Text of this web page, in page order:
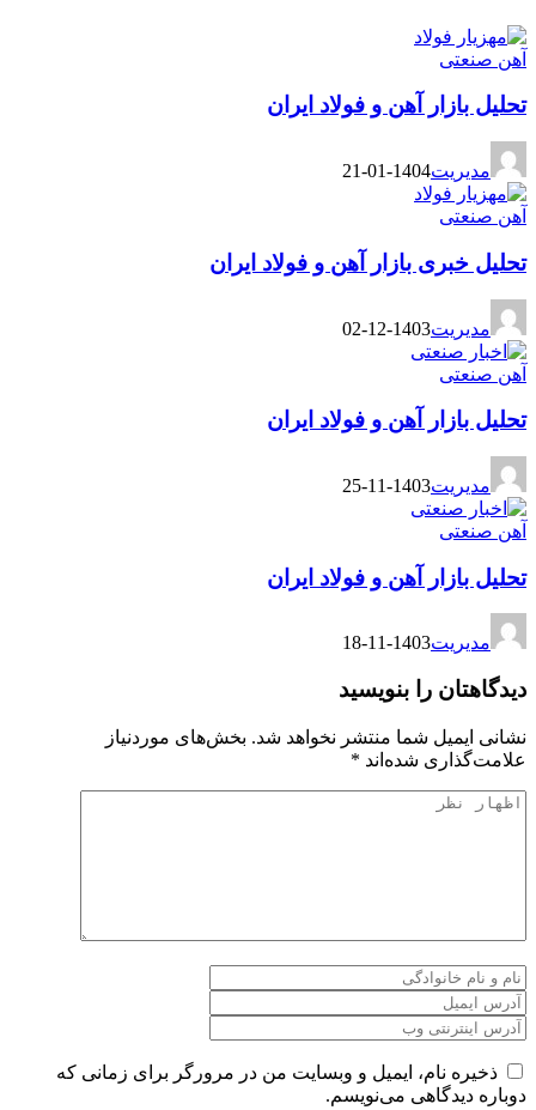
آهن صنعتی
تحلیل بازار آهن و فولاد ایران
مدیریت1404-01-21
آهن صنعتی
تحلیل خبری بازار آهن و فولاد ایران
مدیریت1403-12-02
آهن صنعتی
تحلیل بازار آهن و فولاد ایران
مدیریت1403-11-25
آهن صنعتی
تحلیل بازار آهن و فولاد ایران
مدیریت1403-11-18
دیدگاهتان را بنویسید
نشانی ایمیل شما منتشر نخواهد شد. بخش‌های موردنیاز
علامت‌گذاری شده‌اند *
ذخیره نام، ایمیل و وبسایت من در مرورگر برای زمانی که
دوباره دیدگاهی می‌نویسم.